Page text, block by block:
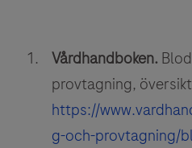
Vårdhandboken.
provtagning,
https://
g-och-provtagning/